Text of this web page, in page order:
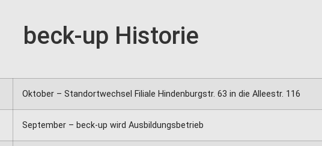
beck-up Historie
Oktober – Standortwechsel Filiale Hindenburgstr. 63 in die Alleestr. 116
September – beck-up wird Ausbildungsbetrieb